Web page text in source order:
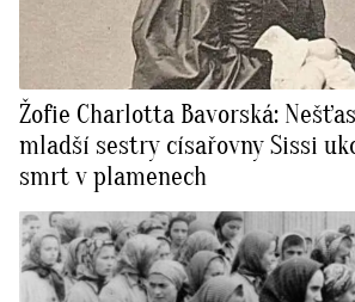
Žofie Charlotta Bavorská:
mladší sestry císařovny Sissi
smrt v plamenech